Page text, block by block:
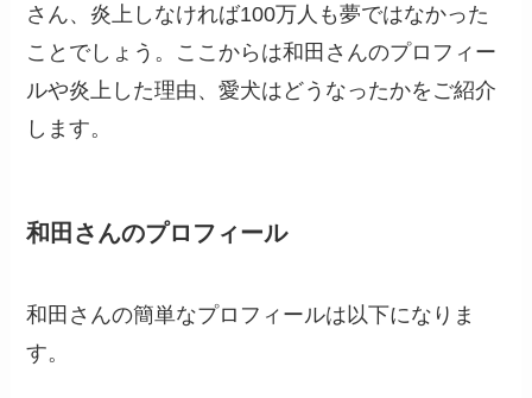
さん、炎上しなければ100万人も夢ではなかった
ことでしょう。ここからは和田さんのプロフィー
ルや炎上した理由、愛犬はどうなったかをご紹介
します。
和田さんのプロフィール
和田さんの簡単なプロフィールは以下になりま
す。